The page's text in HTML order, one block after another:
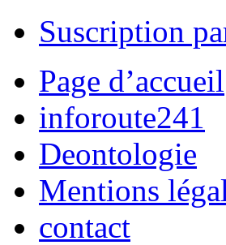
Suscription
Page d’accueil
inforoute241
Deontologie
Mentions
contact